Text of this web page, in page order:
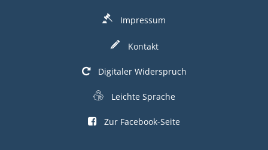
Impressum
Kontakt
Digitaler Widerspruch
Leichte Sprache
Zur Facebook-Seite